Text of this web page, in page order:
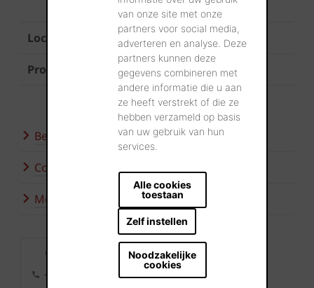
van onze site met onze
partners voor social media,
adverteren en analyse. Deze
partners kunnen deze
gegevens combineren met
andere informatie die u aan
ze heeft verstrekt of die ze
hebben verzameld op basis
van uw gebruik van hun
services.
Alle cookies
toestaan
Zelf instellen
Noodzakelijke
cookies
Oostende
Locatie Bredene
Product Terca Elignia Arctica Wit
Bezoek onze showroom
Contacteer ons
Meer inspiratie
Contact
+32 56 24